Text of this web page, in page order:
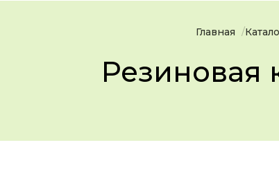
Главная
Резиновая